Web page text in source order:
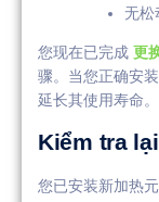
无松
您现在已完成 更
骤。当您正确安
延长其使用寿命。.
Kiểm tra
您已安装新加热